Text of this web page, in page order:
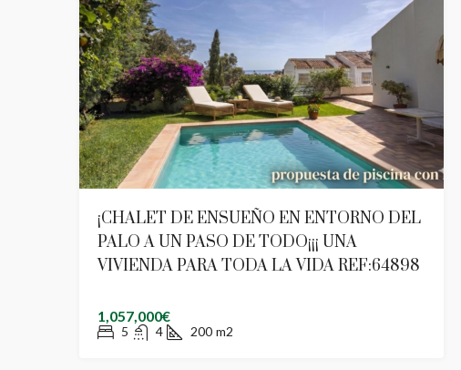
¡CHALET DE ENSUEÑO EN ENTORNO DEL
PALO A UN PASO DE TODO¡¡¡ UNA
VIVIENDA PARA TODA LA VIDA REF:64898
1,057,000€
5 4 200 m2